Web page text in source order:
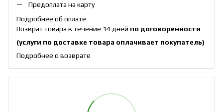
Предоплата на карту
Подробнее об оплате
Возврат товара в течение 14 дней по договоренности
(услуги по доставке товара оплачивает покупатель)
Подробнее о возврате